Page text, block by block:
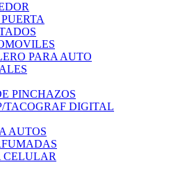
PARA AUTO
PINCHAZOS
TACOGRAF DIGITAL
AUTOS
CELULAR